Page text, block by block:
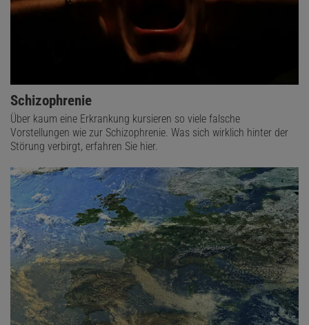
Schizophrenie
Über kaum eine Erkrankung kursieren so viele falsche
Vorstellungen wie zur Schizophrenie. Was sich wirklich hinter der
Störung verbirgt, erfahren Sie hier.